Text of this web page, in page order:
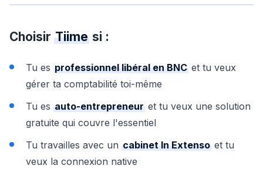
Choisir Tiime si :
Tu es professionnel libéral en BNC et tu veux
gérer ta comptabilité toi-même
Tu es auto-entrepreneur et tu veux une solution
gratuite qui couvre l'essentiel
Tu travailles avec un cabinet In Extenso et tu
veux la connexion native